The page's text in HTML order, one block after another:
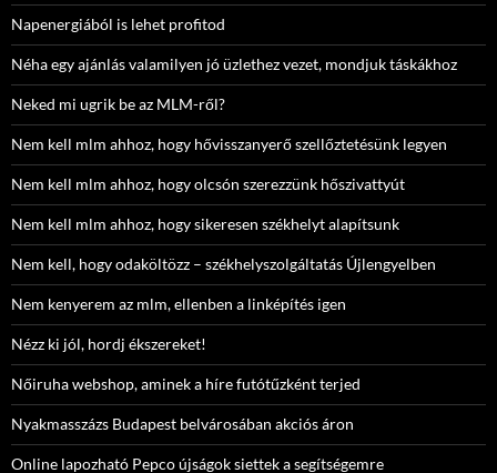
Napenergiából is lehet profitod
Néha egy ajánlás valamilyen jó üzlethez vezet, mondjuk táskákhoz
Neked mi ugrik be az MLM-ről?
Nem kell mlm ahhoz, hogy hővisszanyerő szellőztetésünk legyen
Nem kell mlm ahhoz, hogy olcsón szerezzünk hőszivattyút
Nem kell mlm ahhoz, hogy sikeresen székhelyt alapítsunk
Nem kell, hogy odaköltözz – székhelyszolgáltatás Újlengyelben
Nem kenyerem az mlm, ellenben a linképítés igen
Nézz ki jól, hordj ékszereket!
Nőiruha webshop, aminek a híre futótűzként terjed
Nyakmasszázs Budapest belvárosában akciós áron
Online lapozható Pepco újságok siettek a segítségemre